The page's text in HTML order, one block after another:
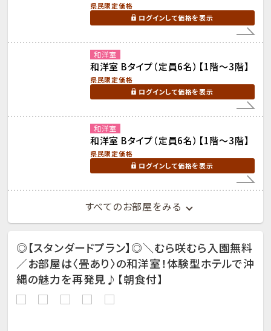
県民限定価格
ログインして価格を表示
和洋室
和洋室 Bタイプ（定員6名）【1階～3階】
県民限定価格
ログインして価格を表示
和洋室
和洋室 Bタイプ（定員6名）【1階～3階】
県民限定価格
ログインして価格を表示
すべてのお部屋をみる
◎【スタンダードプラン】◎＼むら咲むら入園無料
／お部屋は〈畳あり〉の和洋室！体験型ホテルで沖
縄の魅力を再発見♪【朝食付】